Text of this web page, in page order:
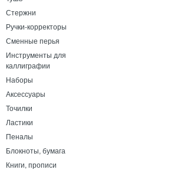
Стержни
Ручки-корректоры
Сменные перья
Инструменты для
каллиграфии
Наборы
Аксессуары
Точилки
Ластики
Пеналы
Блокноты, бумага
Книги, прописи